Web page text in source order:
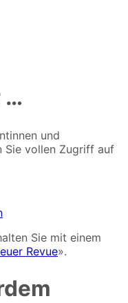
…
und
Sie vollen Zugriff auf
Sie mit einem
Revue».